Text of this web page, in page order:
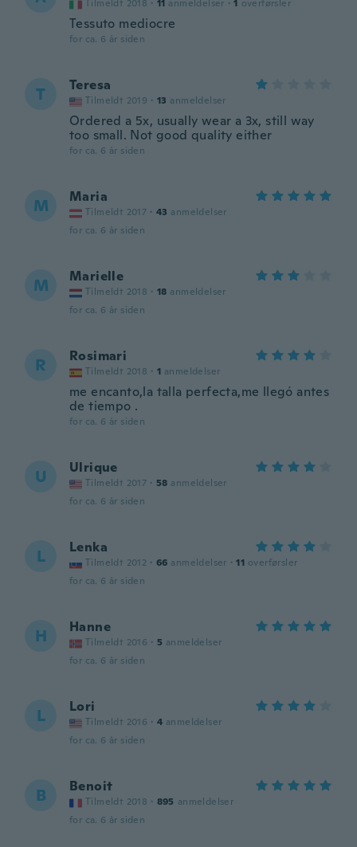
Tilmeldt 2018 · 11 anmeldelser · 1 overførsler
Tessuto mediocre
for ca. 6 år siden
T Teresa
Tilmeldt 2019 · 13 anmeldelser
Ordered a 5x, usually wear a 3x, still way
too small. Not good quality either
for ca. 6 år siden
M Maria
Tilmeldt 2017 · 43 anmeldelser
for ca. 6 år siden
M Marielle
Tilmeldt 2018 · 18 anmeldelser
for ca. 6 år siden
R Rosimari
Tilmeldt 2018 · 1 anmeldelser
me encanto,la talla perfecta,me llegó antes
de tiempo .
for ca. 6 år siden
U Ulrique
Tilmeldt 2017 · 58 anmeldelser
for ca. 6 år siden
L Lenka
Tilmeldt 2012 · 66 anmeldelser · 11 overførsler
for ca. 6 år siden
H Hanne
Tilmeldt 2016 · 5 anmeldelser
for ca. 6 år siden
L Lori
Tilmeldt 2016 · 4 anmeldelser
for ca. 6 år siden
B Benoit
Tilmeldt 2018 · 895 anmeldelser
for ca. 6 år siden